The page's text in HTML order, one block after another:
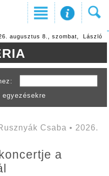
augusztus 8., szombat, László
Csaba • 2026.
a